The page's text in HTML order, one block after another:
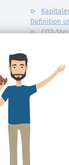
Definition
CO2-